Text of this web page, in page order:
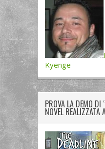
Kyenge
PROVA LA DEMO DI
NOVEL